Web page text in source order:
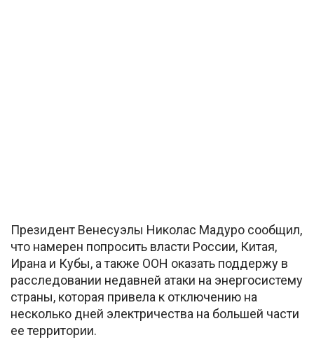
Президент Венесуэлы Николас Мадуро сообщил,
что намерен попросить власти России, Китая,
Ирана и Кубы, а также ООН оказать поддержу в
расследовании недавней атаки на энергосистему
страны, которая привела к отключению на
несколько дней электричества на большей части
ее территории.